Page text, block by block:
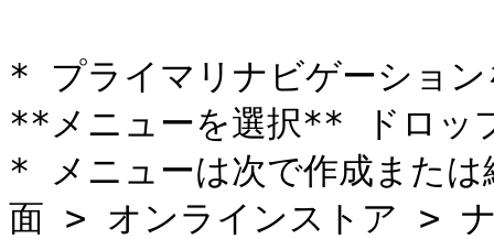
* プライマリナビゲーショ
**メニューを選択** ドロッ
* メニューは次で作成また
面 > オンラインストア >